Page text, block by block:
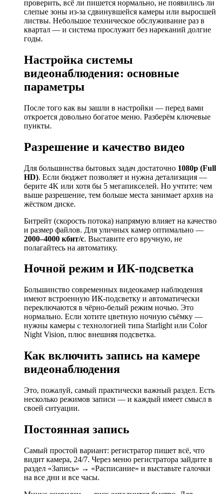
проверить, всё ли пишется нормально, не появились ли
слепые зоны из-за сдвинувшейся камеры или выросшей
листвы. Небольшое техническое обслуживание раз в
квартал — и система прослужит без нареканий долгие
годы.
Настройка системы
видеонаблюдения: основные
параметры
После того как вы зашли в настройки — перед вами
откроется довольно богатое меню. Разберём ключевые
пункты.
Разрешение и качество видео
Для большинства бытовых задач достаточно 1080p (Full
HD). Если бюджет позволяет и нужна детализация —
берите 4K или хотя бы 5 мегапикселей. Но учтите: чем
выше разрешение, тем больше места занимает архив на
жёстком диске.
Битрейт (скорость потока) напрямую влияет на качество
и размер файлов. Для уличных камер оптимально —
2000–4000 кбит/с. Выставите его вручную, не
полагайтесь на автоматику.
Ночной режим и ИК-подсветка
Большинство современных видеокамер наблюдения
имеют встроенную ИК-подсветку и автоматически
переключаются в чёрно-белый режим ночью. Это
нормально. Если хотите цветную ночную съёмку —
нужны камеры с технологией типа Starlight или Color
Night Vision, плюс внешняя подсветка.
Как включить запись на камере
видеонаблюдения
Это, пожалуй, самый практически важный раздел. Есть
несколько режимов записи — и каждый имеет смысл в
своей ситуации.
Постоянная запись
Самый простой вариант: регистратор пишет всё, что
видит камера, 24/7. Через меню регистратора зайдите в
раздел «Запись» → «Расписание» и выставьте галочки
на все дни и все часы.